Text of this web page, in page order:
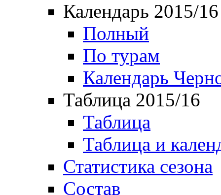
Календарь 2015/16
Полный
По турам
Календарь
Таблица 2015/16
Таблица
Таблица и
Статистика сезона
Состав